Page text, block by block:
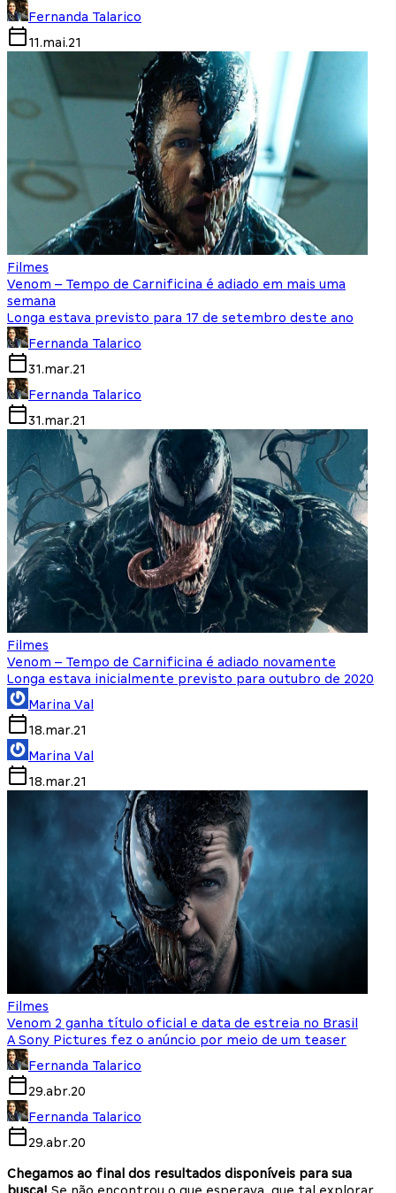
Fernanda Talarico
11.mai.21
Filmes
Venom – Tempo de Carnificina é adiado em mais uma
semana
Longa estava previsto para 17 de setembro deste ano
Fernanda Talarico
31.mar.21
Fernanda Talarico
31.mar.21
Filmes
Venom – Tempo de Carnificina é adiado novamente
Longa estava inicialmente previsto para outubro de 2020
Marina Val
18.mar.21
Marina Val
18.mar.21
Filmes
Venom 2 ganha título oficial e data de estreia no Brasil
A Sony Pictures fez o anúncio por meio de um teaser
Fernanda Talarico
29.abr.20
Fernanda Talarico
29.abr.20
Chegamos ao final dos resultados disponíveis para sua